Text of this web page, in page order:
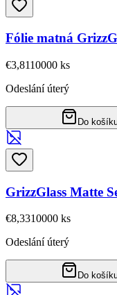
Fólie matná
€3,8110000 ks
Odeslání úterý
Do
GrizzGlass Matte
€8,3310000 ks
Odeslání úterý
Do